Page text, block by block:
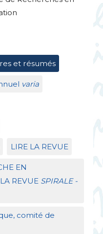
et résumés
varia
LIRE LA REVUE
EN
LA REVUE SPIRALE-
comité de